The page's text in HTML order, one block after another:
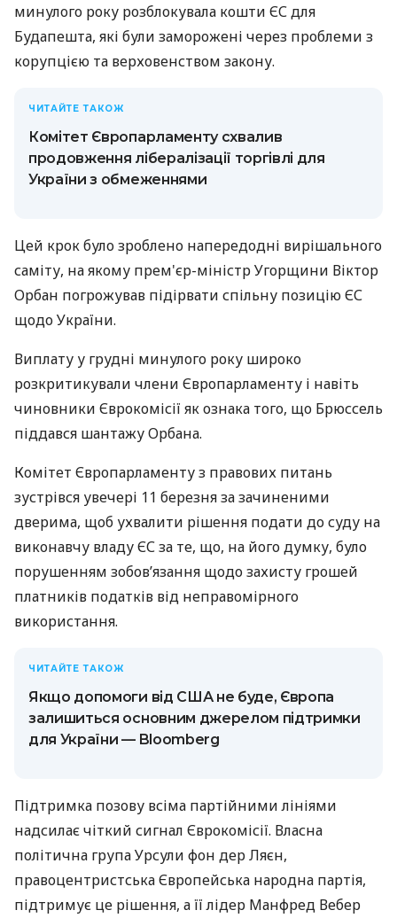
минулого року розблокувала кошти ЄС для
Будапешта, які були заморожені через проблеми з
корупцією та верховенством закону.
ЧИТАЙТЕ ТАКОЖ
Комітет Європарламенту схвалив
продовження лібералізації торгівлі для
України з обмеженнями
Цей крок було зроблено напередодні вирішального
саміту, на якому прем'єр-міністр Угорщини Віктор
Орбан погрожував підірвати спільну позицію ЄС
щодо України.
Виплату у грудні минулого року широко
розкритикували члени Європарламенту і навіть
чиновники Єврокомісії як ознака того, що Брюссель
піддався шантажу Орбана.
Комітет Європарламенту з правових питань
зустрівся увечері 11 березня за зачиненими
дверима, щоб ухвалити рішення подати до суду на
виконавчу владу ЄС за те, що, на його думку, було
порушенням зобов’язання щодо захисту грошей
платників податків від неправомірного
використання.
ЧИТАЙТЕ ТАКОЖ
Якщо допомоги від США не буде, Європа
залишиться основним джерелом підтримки
для України — Bloomberg
Підтримка позову всіма партійними лініями
надсилає чіткий сигнал Єврокомісії. Власна
політична група Урсули фон дер Ляєн,
правоцентристська Європейська народна партія,
підтримує це рішення, а її лідер Манфред Вебер